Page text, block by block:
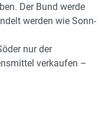
Der Bund werde
werden wie Sonn-
nur der
verkaufen –